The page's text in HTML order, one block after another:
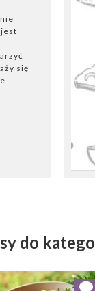
się
do
Dodaj do